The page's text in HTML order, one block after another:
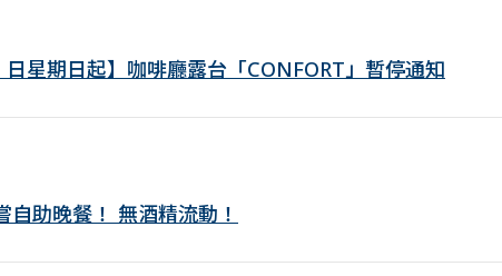
日星期日起】咖啡廳露台「CONFORT」暫停通知
自助晚餐！ 無酒精流動！